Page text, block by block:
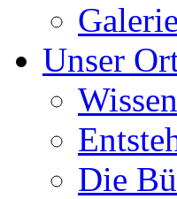
Unser
Die